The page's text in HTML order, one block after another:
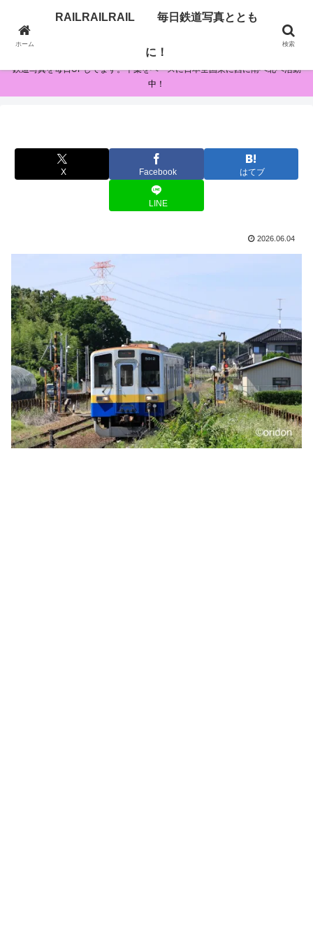
RAILRAILRAIL 毎日鉄道写真とともに！
鉄道写真を毎日UPしてます。千葉をベースに日本全国東に西に南へ北へ活動
中！
X Facebook はてブ
LINE
2026.06.04
ホーム
RAILRAILRAIL 毎日鉄道写真ととも
に！
検索